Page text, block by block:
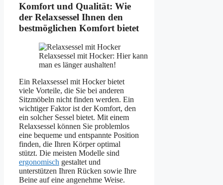
Komfort und Qualität: Wie
der Relaxsessel Ihnen den
bestmöglichen Komfort bietet
Relaxsessel mit Hocker: Hier kann
man es länger aushalten!
Ein Relaxsessel mit Hocker bietet
viele Vorteile, die Sie bei anderen
Sitzmöbeln nicht finden werden. Ein
wichtiger Faktor ist der Komfort, den
ein solcher Sessel bietet. Mit einem
Relaxsessel können Sie problemlos
eine bequeme und entspannte Position
finden, die Ihren Körper optimal
stützt. Die meisten Modelle sind
ergonomisch gestaltet und
unterstützen Ihren Rücken sowie Ihre
Beine auf eine angenehme Weise.